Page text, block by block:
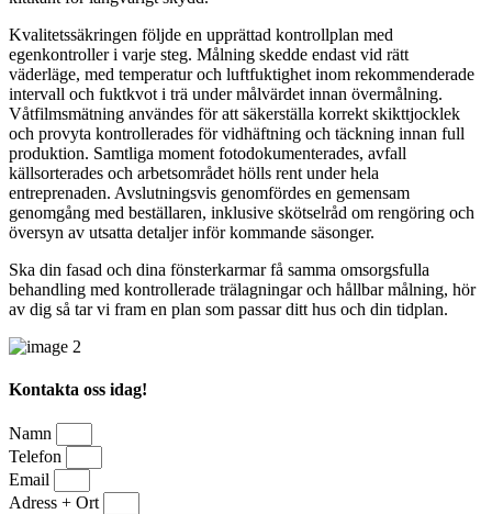
Kvalitetssäkringen följde en upprättad kontrollplan med
egenkontroller i varje steg. Målning skedde endast vid rätt
väderläge, med temperatur och luftfuktighet inom rekommenderade
intervall och fuktkvot i trä under målvärdet innan övermålning.
Våtfilmsmätning användes för att säkerställa korrekt skikttjocklek
och provyta kontrollerades för vidhäftning och täckning innan full
produktion. Samtliga moment fotodokumenterades, avfall
källsorterades och arbetsområdet hölls rent under hela
entreprenaden. Avslutningsvis genomfördes en gemensam
genomgång med beställaren, inklusive skötselråd om rengöring och
översyn av utsatta detaljer inför kommande säsonger.
Ska din fasad och dina fönsterkarmar få samma omsorgsfulla
behandling med kontrollerade trälagningar och hållbar målning, hör
av dig så tar vi fram en plan som passar ditt hus och din tidplan.
Kontakta oss idag!
Namn
Telefon
Email
Adress + Ort